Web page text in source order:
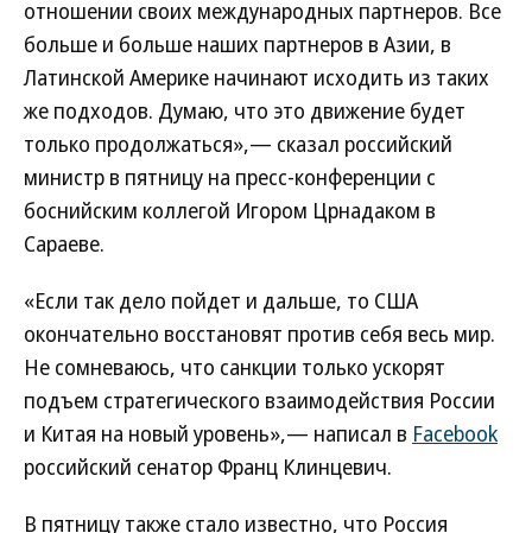
отношении своих международных партнеров. Все
больше и больше наших партнеров в Азии, в
Латинской Америке начинают исходить из таких
же подходов. Думаю, что это движение будет
только продолжаться»,— сказал российский
министр в пятницу на пресс-конференции с
боснийским коллегой Игором Црнадаком в
Сараеве.
«Если так дело пойдет и дальше, то США
окончательно восстановят против себя весь мир.
Не сомневаюсь, что санкции только ускорят
подъем стратегического взаимодействия России
и Китая на новый уровень»,— написал в Facebook
российский сенатор Франц Клинцевич.
В пятницу также стало известно, что Россия